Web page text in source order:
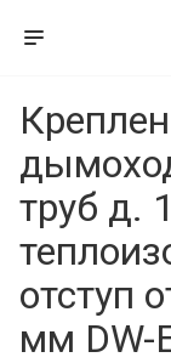
труб д.
отступ
мм DW-